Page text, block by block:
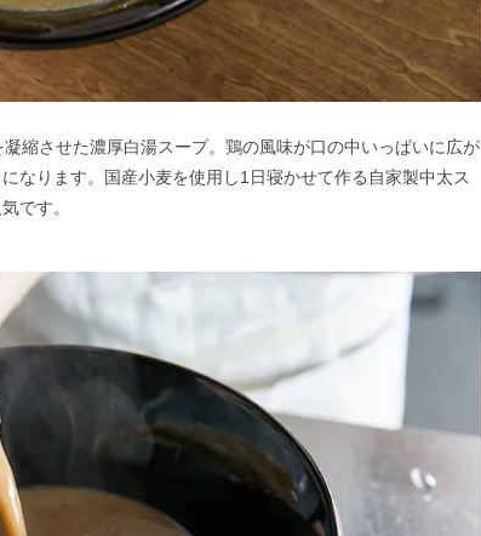
縮させた濃厚白湯スープ。鶏の風味が口の中いっぱいに広が
なります。国産小麦を使用し1日寝かせて作る自家製中太ス
です。